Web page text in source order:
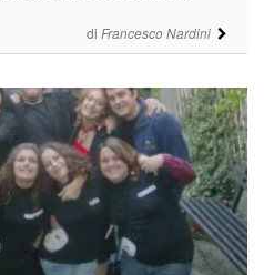
di Francesco Nardini